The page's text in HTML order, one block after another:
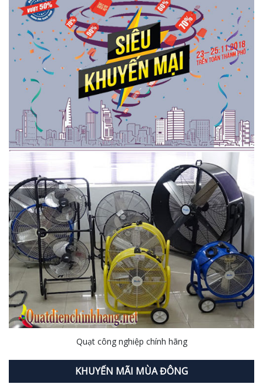
Quạt công nghiệp chính hãng
KHUYẾN MÃI MÙA ĐÔNG